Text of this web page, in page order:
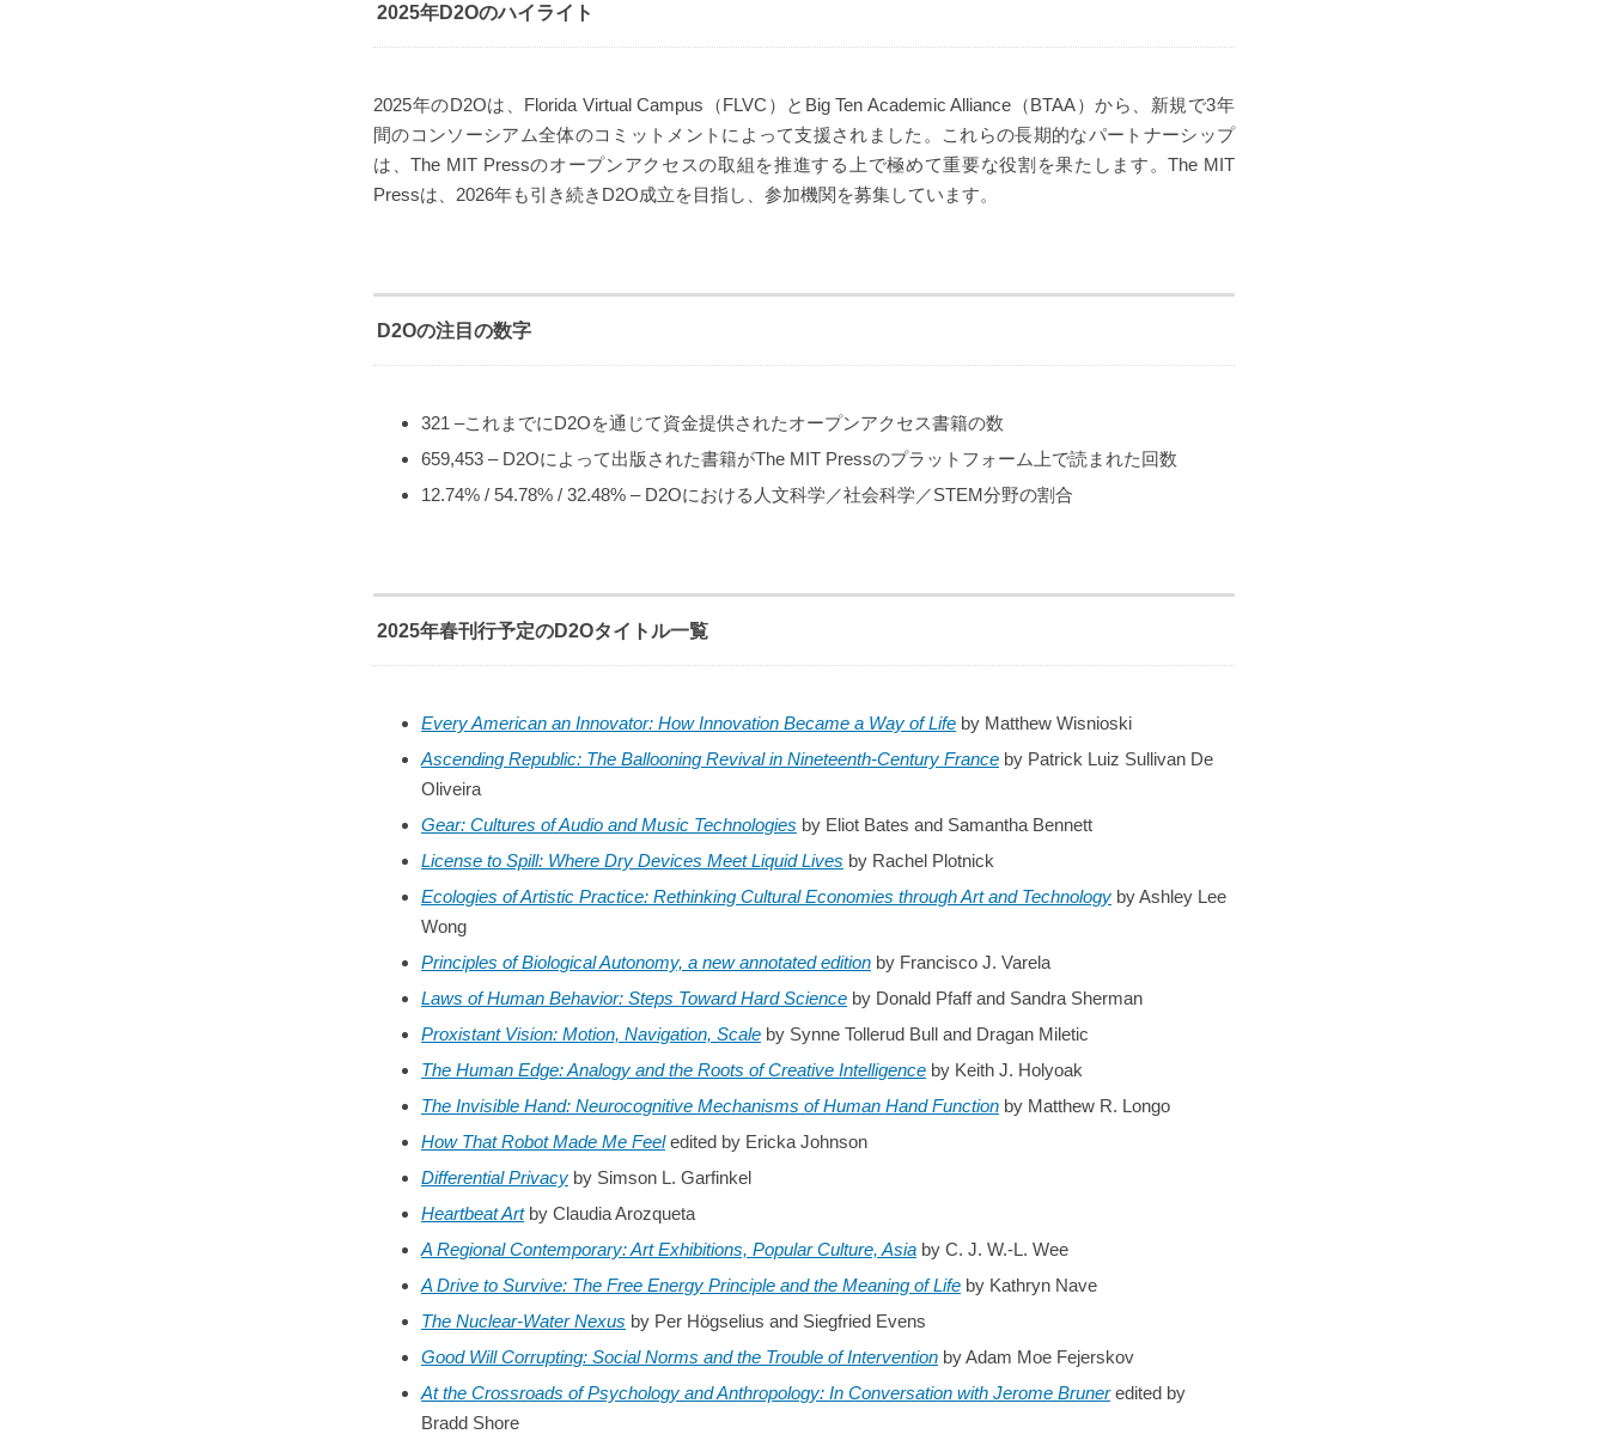
2025年D2Oのハイライト
2025年のD2Oは、Florida Virtual Campus（FLVC）とBig Ten Academic Alliance（BTAA）から、新規で3年
間のコンソーシアム全体のコミットメントによって支援されました。これらの長期的なパートナーシップ
は、The MIT Pressのオープンアクセスの取組を推進する上で極めて重要な役割を果たします。The MIT
Pressは、2026年も引き続きD2O成立を目指し、参加機関を募集しています。
D2Oの注目の数字
321 –これまでにD2Oを通じて資金提供されたオープンアクセス書籍の数
659,453 – D2Oによって出版された書籍がThe MIT Pressのプラットフォーム上で読まれた回数
12.74% / 54.78% / 32.48% – D2Oにおける人文科学／社会科学／STEM分野の割合
2025年春刊行予定のD2Oタイトル一覧
Every American an Innovator: How Innovation Became a Way of Life by Matthew Wisnioski
Ascending Republic: The Ballooning Revival in Nineteenth-Century France by Patrick Luiz Sullivan De
Oliveira
Gear: Cultures of Audio and Music Technologies by Eliot Bates and Samantha Bennett
License to Spill: Where Dry Devices Meet Liquid Lives by Rachel Plotnick
Ecologies of Artistic Practice: Rethinking Cultural Economies through Art and Technology by Ashley Lee
Wong
Principles of Biological Autonomy, a new annotated edition by Francisco J. Varela
Laws of Human Behavior: Steps Toward Hard Science by Donald Pfaff and Sandra Sherman
Proxistant Vision: Motion, Navigation, Scale by Synne Tollerud Bull and Dragan Miletic
The Human Edge: Analogy and the Roots of Creative Intelligence by Keith J. Holyoak
The Invisible Hand: Neurocognitive Mechanisms of Human Hand Function by Matthew R. Longo
How That Robot Made Me Feel edited by Ericka Johnson
Differential Privacy by Simson L. Garfinkel
Heartbeat Art by Claudia Arozqueta
A Regional Contemporary: Art Exhibitions, Popular Culture, Asia by C. J. W.-L. Wee
A Drive to Survive: The Free Energy Principle and the Meaning of Life by Kathryn Nave
The Nuclear-Water Nexus by Per Högselius and Siegfried Evens
Good Will Corrupting: Social Norms and the Trouble of Intervention by Adam Moe Fejerskov
At the Crossroads of Psychology and Anthropology: In Conversation with Jerome Bruneredited by
Bradd Shore